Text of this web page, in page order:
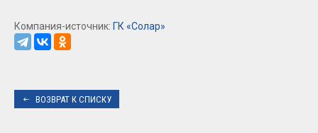
Компания-источник: ГК «Солар»
ВОЗВРАТ К СПИСКУ